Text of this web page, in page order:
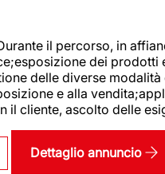
il percorso, in
dei prodotti
delle diverse
e alla
il cliente, ascolto delle
Dettaglio annuncio